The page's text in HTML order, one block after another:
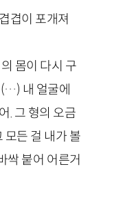
겹이 포개져
몸이 다시 구
내 얼굴에
. 그 형의 오금
모든 걸 내가 볼
싹 붙어 어른거